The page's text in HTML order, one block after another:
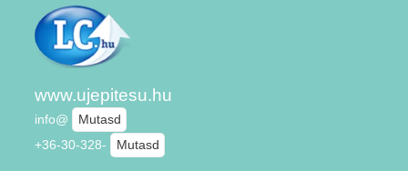
www.ujepitesu.hu
info@
Mutasd
+36-30-328-
Mutasd